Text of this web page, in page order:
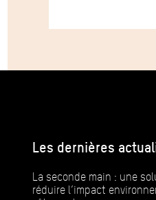
Les dernières
La seconde main : une
réduire l’impact